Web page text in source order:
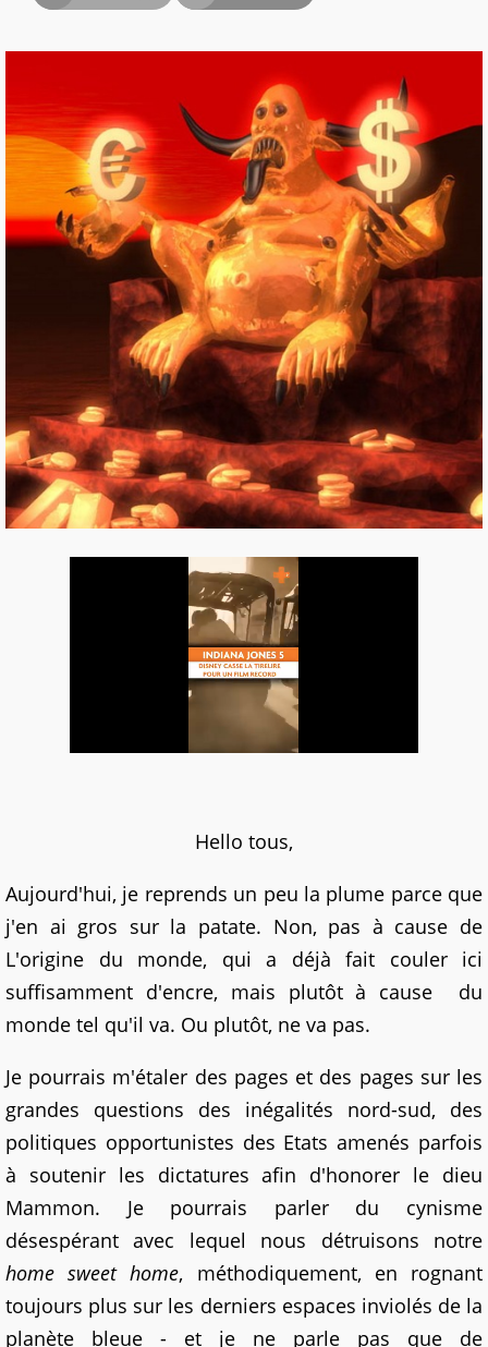
Hello tous,
Aujourd'hui, je reprends un peu la plume parce que
j'en ai gros sur la patate. Non, pas à cause de
L'origine du monde, qui a déjà fait couler ici
suffisamment d'encre, mais plutôt à cause du
monde tel qu'il va. Ou plutôt, ne va pas.
Je pourrais m'étaler des pages et des pages sur les
grandes questions des inégalités nord-sud, des
politiques opportunistes des Etats amenés parfois
à soutenir les dictatures afin d'honorer le dieu
Mammon. Je pourrais parler du cynisme
désespérant avec lequel nous détruisons notre
home sweet home, méthodiquement, en rognant
toujours plus sur les derniers espaces inviolés de la
planète bleue - et je ne parle pas que de